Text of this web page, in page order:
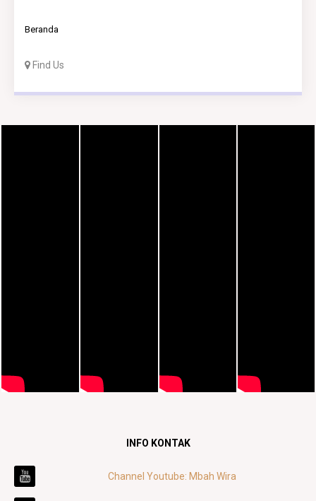
Beranda
Find Us
INFO KONTAK
Channel Youtube: Mbah Wira